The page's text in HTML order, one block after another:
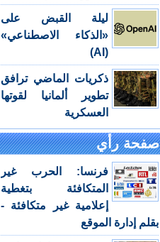
ليلة القبض على
«الذكاء الاصطناعي»
(AI)
ذكريات الماضي ترافق
تطوير ألمانيا لقوتها
العسكرية
صفحة رأي
فرنسا: الحرب غير
المتكافئة بتغطية
إعلامية غير متكافئة -
بقلم إدارة الموقع